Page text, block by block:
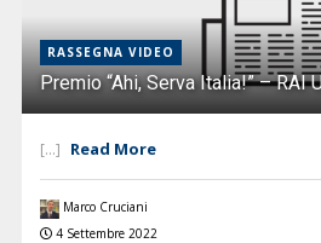
RASSEGNA VIDEO
Premio “Ahi, Serva Italia!” – RAI
[...] Read More
Marco Cruciani
4 Settembre 2022